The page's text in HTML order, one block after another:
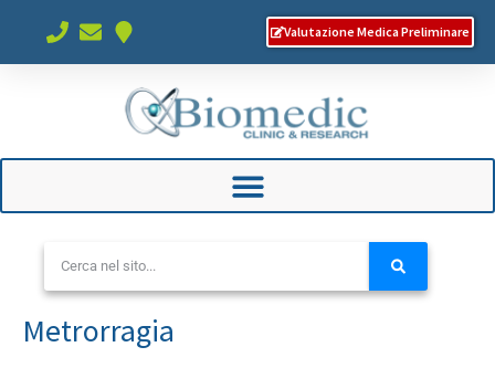
Valutazione Medica Preliminare
Metrorragia